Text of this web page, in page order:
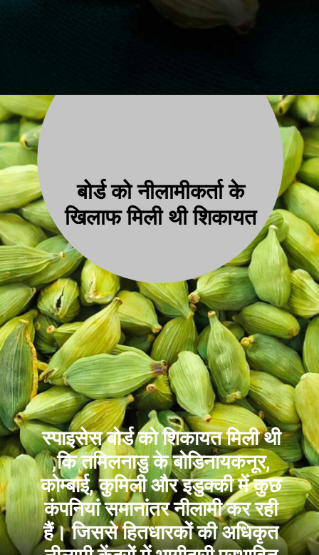
बोर्ड को नीलामीकर्ता के
खिलाफ मिली थी शिकायत
स्पाइसेस बोर्ड को शिकायत मिली थी
,कि तमिलनाडु के बोडिनायकनूर,
कोम्बाई, कुमिली और इडुक्की में कुछ
कंपनियां समानांतर नीलामी कर रही
हैं। जिससे हितधारकों की अधिकृत